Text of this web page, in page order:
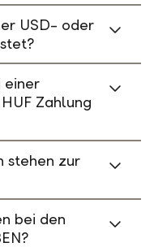
USD- oder
einer
Zahlung
stehen zur
bei den